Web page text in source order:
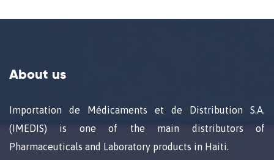
About us
Importation de Médicaments et de Distribution S.A.
(IMEDIS) is one of the main distributors of
Pharmaceuticals and Laboratory products in Haiti.